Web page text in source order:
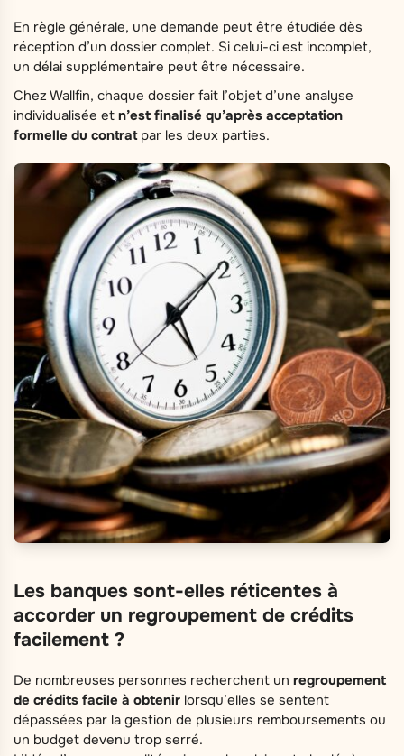
En règle générale, une demande peut être étudiée dès
réception d’un dossier complet. Si celui-ci est incomplet,
un délai supplémentaire peut être nécessaire.
Chez Wallfin, chaque dossier fait l’objet d’une analyse
individualisée et n’est finalisé qu’après acceptation
formelle du contratpar les deux parties.
Les banques sont-elles réticentes à
accorder un regroupement de crédits
facilement ?
De nombreuses personnes recherchent un regroupement
de crédits facile à obtenir lorsqu’elles se sentent
dépassées par la gestion de plusieurs remboursements ou
un budget devenu trop serré.